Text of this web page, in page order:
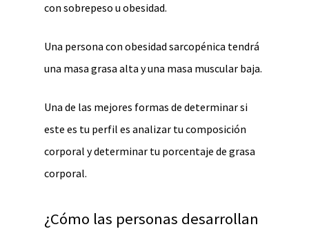
con sobrepeso u obesidad.
Una persona con obesidad sarcopénica tendrá
una masa grasa alta y una masa muscular baja.
Una de las mejores formas de determinar si
este es tu perfil es analizar tu composición
corporal y determinar tu porcentaje de grasa
corporal.
¿Cómo las personas desarrollan